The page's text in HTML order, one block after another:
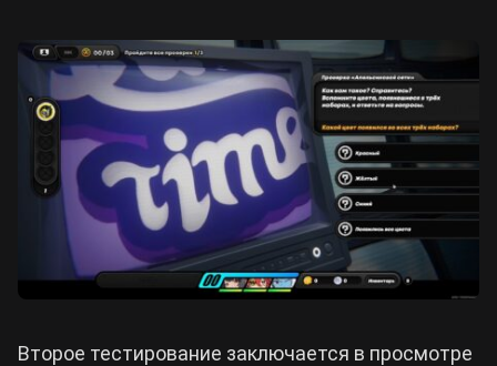
Второе тестирование заключается в просмотре